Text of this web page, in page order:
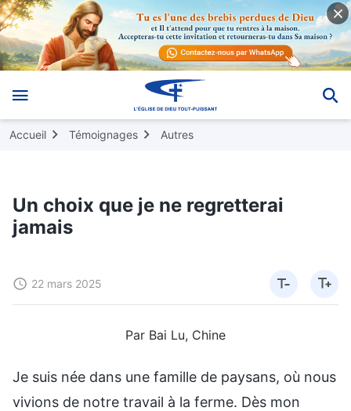
Accueil Témoignages Autres
Un choix que je ne regretterai
jamais
22 mars 2025
Par Bai Lu, Chine
Je suis née dans une famille de paysans, où nous
vivions de notre travail à la ferme. Dès mon